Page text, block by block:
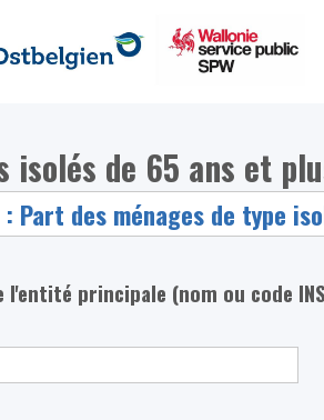
isolés de 65 ans et
l'entité principale (nom ou code